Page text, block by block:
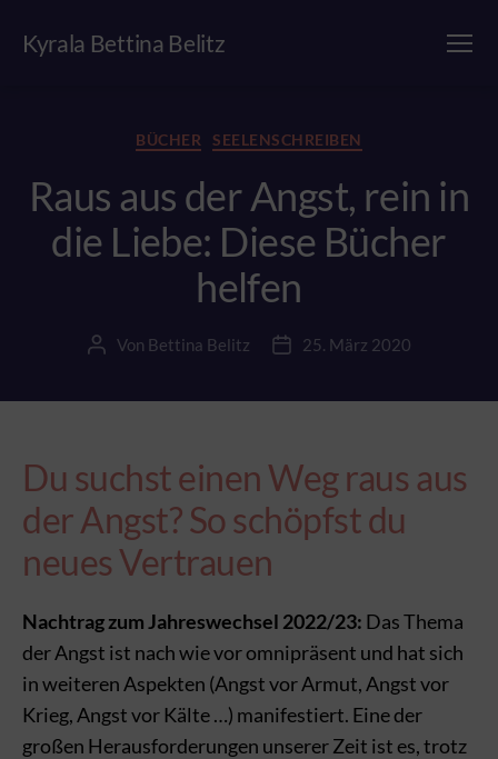
Kyrala Bettina Belitz
Kategorien
BÜCHER SEELENSCHREIBEN
Raus aus der Angst, rein in
die Liebe: Diese Bücher
helfen
Beitragsautor
Von Bettina Belitz Beitragsdatum
25. März 2020
Du suchst einen Weg raus aus
der Angst? So schöpfst du
neues Vertrauen
Nachtrag zum Jahreswechsel 2022/23: Das Thema
der Angst ist nach wie vor omnipräsent und hat sich
in weiteren Aspekten (Angst vor Armut, Angst vor
Krieg, Angst vor Kälte …) manifestiert. Eine der
großen Herausforderungen unserer Zeit ist es, trotz